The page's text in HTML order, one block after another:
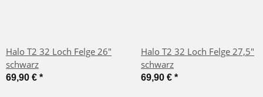
Halo T2 32 Loch Felge 26"
schwarz
69,90 € *
Halo T2 32 Loch Felge 27,5"
schwarz
69,90 € *